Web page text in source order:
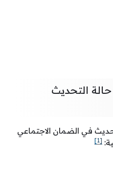
التحديث
في الضمان الاجتماعي
[1]